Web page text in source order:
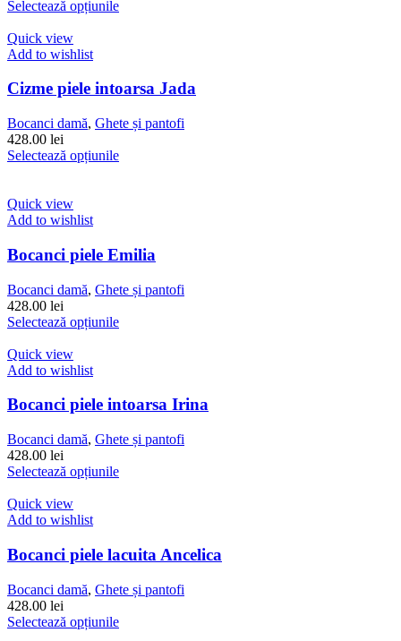
Selectează opțiunileAcest
variații.
pot
fi
în
Quick view
Add to wishlist
Cizme piele intoarsa Jada
Bocanci damă, Ghete și pantofi
428.00 lei
Selectează opțiunileAcest
Opțiunile
pot
fi
alese
pagina
Quick view
Add to wishlist
Bocanci piele Emilia
Bocanci damă, Ghete și pantofi
428.00 lei
Selectează opțiunileAcest
variații.
pot
fi
în
Quick view
Add to wishlist
Bocanci piele intoarsa Irina
Bocanci damă, Ghete și pantofi
428.00 lei
Selectează opțiunileAcest
variații.
Opțiunile
pot
fi
în
Quick view
Add to wishlist
Bocanci piele lacuita Ancelica
Bocanci damă, Ghete și pantofi
428.00 lei
Selectează opțiunileAcest